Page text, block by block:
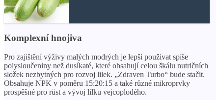
Komplexní hnojiva
Pro zajištění výživy malých modrých je lepší používat spíše
polysloučeniny než dusíkaté, které obsahují celou škálu nutričních
složek nezbytných pro rozvoj lilek. „Zdraven Turbo“ bude stačit.
Obsahuje NPK v poměru 15:20:15 a také různé mikroprvky
prospěšné pro růst a vývoj lilku vejcoplodého.